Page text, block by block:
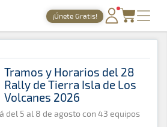
del motor desde 1999
¡Únete Gratis!
PORTADA
TIEMPOS ONLINE
NOTICIAS
AGENDA
» 2006 » Octubre
Tramos y Horarios del 28
Rally de Tierra Isla de Los
Volcanes 2026
del 5 al 8 de agosto con 43 equipos